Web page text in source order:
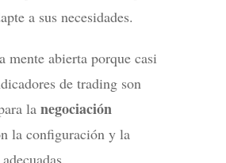
a sus necesidades.
mente abierta porque casi
de trading son
la negociación
la configuración y la